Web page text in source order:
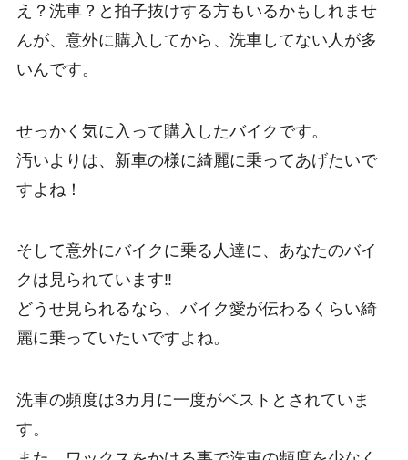
え？洗車？と拍子抜けする方もいるかもしれませ
んが、意外に購入してから、洗車してない人が多
いんです。
せっかく気に入って購入したバイクです。
汚いよりは、新車の様に綺麗に乗ってあげたいで
すよね！
そして意外にバイクに乗る人達に、あなたのバイ
クは見られています‼
どうせ見られるなら、バイク愛が伝わるくらい綺
麗に乗っていたいですよね。
洗車の頻度は3カ月に一度がベストとされていま
す。